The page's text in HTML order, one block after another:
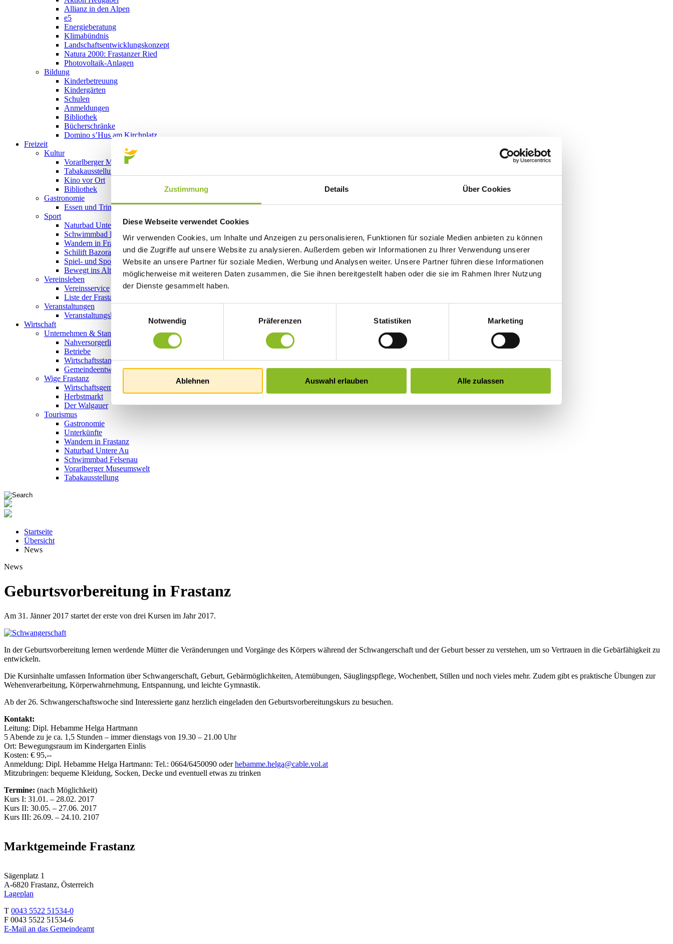
Zustimmung Details Über Cookies
Diese Webseite verwendet Cookies
Wir verwenden Cookies, um Inhalte und Anzeigen zu personalisieren, Funktionen für soziale Medien anbieten zu können
und die Zugriffe auf unsere Website zu analysieren. Außerdem geben wir Informationen zu Ihrer Verwendung unserer
Website an unsere Partner für soziale Medien, Werbung und Analysen weiter. Unsere Partner führen diese Informationen
möglicherweise mit weiteren Daten zusammen, die Sie ihnen bereitgestellt haben oder die sie im Rahmen Ihrer Nutzung
der Dienste gesammelt haben.
Notwendig
Präferenzen Statistiken Marketing
Ablehnen Auswahl erlauben Alle zulassen
Allianz in den Alpen
e5
Energieberatung
Klimabündnis
Landschaftsentwicklungskonzept
Natura 2000: Frastanzer Ried
Photovoltaik-Anlagen
Bildung
Kinderbetreuung
Kindergärten
Schulen
Anmeldungen
Bibliothek
Bücherschränke
Domino s’Hus am Kirchplatz
Freizeit
Kultur
Vorarlberger Museumswelt
Tabakausstellung
Kino vor Ort
Bibliothek
Gastronomie
Essen und Trinken in Frastanz
Sport
Naturbad Untere Au
Schwimmbad Felsenau
Wandern in Frastanz
Schilift Bazora
Spiel- und Sportstätten
Bewegt ins Alter
Vereinsleben
Vereinsservice
Liste der Frastanzer Vereine
Veranstaltungen
Veranstaltungskalender
Wirtschaft
Unternehmen & Standort
Nahversorgerliste
Betriebe
Wirtschaftsstandort Frastanz
Gemeindeentwicklung
Wige Frastanz
Wirtschaftsgemeinschaft
Herbstmarkt
Der Walgauer
Tourismus
Gastronomie
Unterkünfte
Wandern in Frastanz
Naturbad Untere Au
Schwimmbad Felsenau
Vorarlberger Museumswelt
Tabakausstellung
Startseite
Übersicht
News
News
Geburtsvorbereitung in Frastanz
Am 31. Jänner 2017 startet der erste von drei Kursen im Jahr 2017.
In der Geburtsvorbereitung lernen werdende Mütter die Veränderungen und Vorgänge des Körpers während der Schwangerschaft und der Geburt besser zu verstehen, um so Vertrauen in die Gebärfähigkeit zu
entwickeln.
Die Kursinhalte umfassen Information über Schwangerschaft, Geburt, Gebärmöglichkeiten, Atemübungen, Säuglingspflege, Wochenbett, Stillen und noch vieles mehr. Zudem gibt es praktische Übungen zur
Wehenverarbeitung, Körperwahrnehmung, Entspannung, und leichte Gymnastik.
Ab der 26. Schwangerschaftswoche sind Interessierte ganz herzlich eingeladen den Geburtsvorbereitungskurs zu besuchen.
Kontakt:
Leitung: Dipl. Hebamme Helga Hartmann
5 Abende zu je ca. 1,5 Stunden – immer dienstags von 19.30 – 21.00 Uhr
Ort: Bewegungsraum im Kindergarten Einlis
Kosten: € 95,--
Anmeldung: Dipl. Hebamme Helga Hartmann: Tel.: 0664/6450090 oderhebamme.helga@cable.vol.at
Mitzubringen: bequeme Kleidung, Socken, Decke und eventuell etwas zu trinken
Termine: (nach Möglichkeit)
Kurs I: 31.01. – 28.02. 2017
Kurs II: 30.05. – 27.06. 2017
Kurs III: 26.09. – 24.10. 2107
Marktgemeinde Frastanz
Sägenplatz 1
A-6820 Frastanz, Österreich
Lageplan
T 0043 5522 51534-0
F 0043 5522 51534-6
E-Mail an das Gemeindeamt